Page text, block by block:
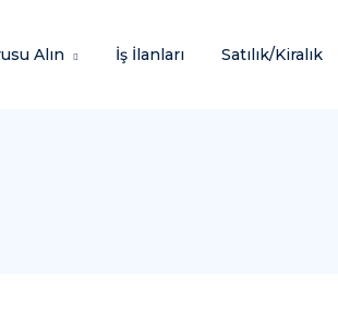
Alın İş İlanları Satılık/Kiralık